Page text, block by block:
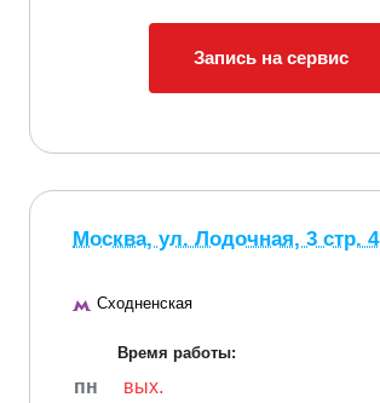
Запись на сервис
Москва, ул. Лодочная, 3 стр. 4
Сходненская
Время работы:
пн
вых.